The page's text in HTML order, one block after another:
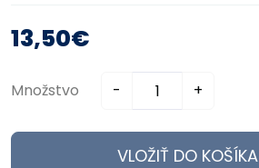
13,50€
Množstvo - +
VLOŽIŤ DO KOŠÍKA